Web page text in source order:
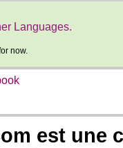
Languages.
now.
est une